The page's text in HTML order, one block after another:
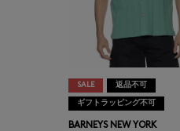
SALE 返品不可
ギフトラッピング不可
BARNEYS NEW YORK